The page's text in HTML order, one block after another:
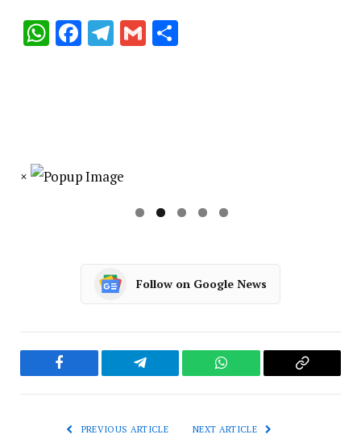
WhatsApp
Facebook
Telegram
Gmail
×
Follow on Google News
Facebook Telegram WhatsApp
Copy
PREVIOUS ARTICLE NEXT ARTICLE